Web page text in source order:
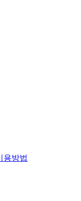
용방법